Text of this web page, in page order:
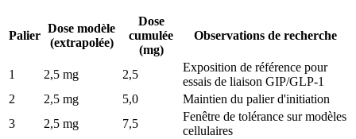
Palier
Dose modèle
(extrapolée)
Dose
cumulée
(mg)
Observations de recherche
1 2,5 mg 2,5
Exposition de référence pour
essais de liaison GIP/GLP-1
2
2,5 mg 5,0
Maintien du palier d'initiation
3
2,5 mg 7,5
Fenêtre de tolérance sur modèles
cellulaires